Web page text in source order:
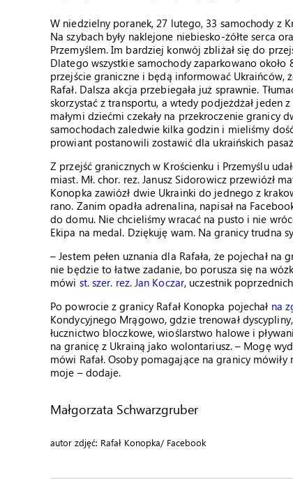
W niedzielny poranek, 27 lutego, 33 samochody z
Na szybach były naklejone niebiesko-żółte serca
Przemyślem. Im bardziej konwój zbliżał się do
Dlatego wszystkie samochody zaparkowano
przejście graniczne i będą informować Ukraińców,
Rafał. Dalsza akcja przebiegała już sprawnie.
skorzystać z transportu, a wtedy podjeżdżał jeden
małymi dziećmi czekały na przekroczenie granicy
samochodach zaledwie kilka godzin i mieliśmy
prowiant postanowili zostawić dla ukraińskich
Z przejść granicznych w Krościenku i Przemyślu
miast. Mł. chor. rez. Janusz Sidorowicz przewiózł
Konopka zawiózł dwie Ukrainki do jednego z
rano. Zanim opadła adrenalina, napisał na
do domu. Nie chcieliśmy wracać na pusto i nie
Ekipa na medal. Dziękuję wam. Na granicy trudna
– Jestem pełen uznania dla Rafała, że pojechał na
nie będzie to łatwe zadanie, bo porusza się na
mówi st. szer. rez. Jan Koczar, uczestnik
Po powrocie z granicy Rafał Konopka pojechał na
Kondycyjnego Mrągowo, gdzie trenował
łucznictwo bloczkowe, wioślarstwo halowe i
na granicę z Ukrainą jako wolontariusz. – Mogę
mówi Rafał. Osoby pomagające na granicy
moje – dodaje.
Małgorzata Schwarzgruber
autor zdjęć: Rafał Konopka/ Facebook